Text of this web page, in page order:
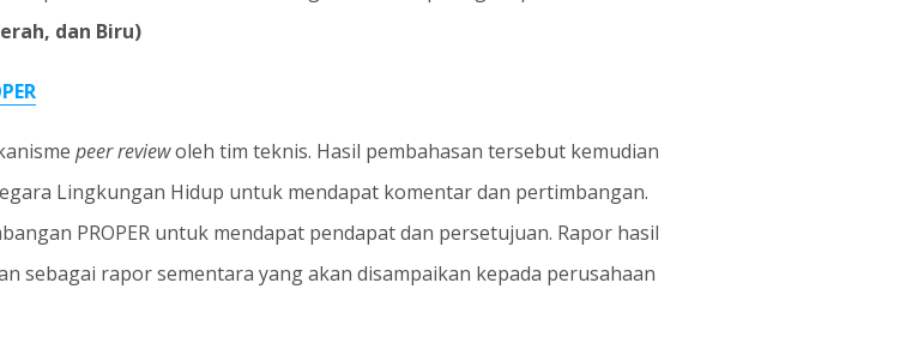
dan Biru)
peer reviewoleh tim teknis. Hasil pembahasan tersebut kemudian
Lingkungan Hidup untuk mendapat komentar dan pertimbangan.
PROPER untuk mendapat pendapat dan persetujuan. Rapor hasil
sebagai rapor sementara yang akan disampaikan kepada perusahaan